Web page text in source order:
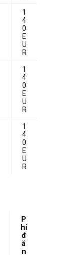
1
4
0
E
U
R
1
4
0
E
U
R
1
4
0
E
U
R
P
hí
đ
ă
n